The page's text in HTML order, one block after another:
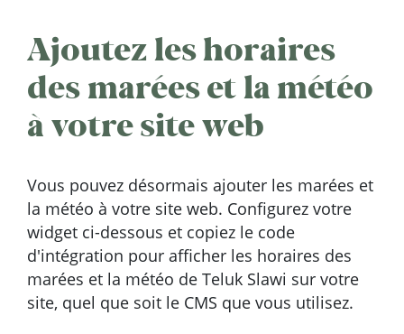
Ajoutez les horaires
des marées et la météo
à votre site web
Vous pouvez désormais ajouter les marées et
la météo à votre site web. Configurez votre
widget ci-dessous et copiez le code
d'intégration pour afficher les horaires des
marées et la météo de Teluk Slawi sur votre
site, quel que soit le CMS que vous utilisez.